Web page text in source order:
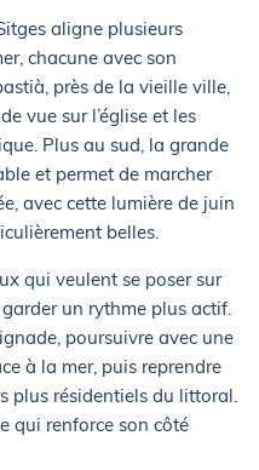
aligne plusieurs
chacune avec son
près de la vieille ville,
vue sur l’église et les
Plus au sud, la grande
et permet de marcher
avec cette lumière de juin
belles.
qui veulent se poser sur
un rythme plus actif.
poursuivre avec une
à la mer, puis reprendre
plus résidentiels du littoral.
qui renforce son côté